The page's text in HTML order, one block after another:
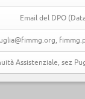
Email del DPO
Assistenziale, sez